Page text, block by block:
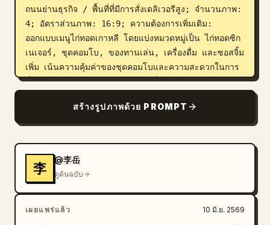
ถนนย่านธุรกิจ / พื้นที่ที่มีการสั่งเดลิเวอรีสูง; จำนวนภาพ:
4; อัตราส่วนภาพ: 16:9; ความต้องการเพิ่มเติม:
ออกแบบเมนูไก่ทอดเกาหลี โดยแบ่งหมวดหมู่เป็น ไก่ทอดซิก
เนเจอร์, ชุดคอมโบ, ของทานเล่น, เครื่องดื่ม และซอสจิ้ม
เพิ่ม เน้นความคุ้มค่าของชุดคอมโบและความสะดวกในการ
สั่งเดลิเวอรี ภาพควรดูมีความกรอบฉ่ำและสะท้อนถึง
สร้างรูปภาพด้วย PROMPT
李
@李岳
ดูต้นฉบับ
เผยแพร่แล้ว 10 มิ.ย. 2569